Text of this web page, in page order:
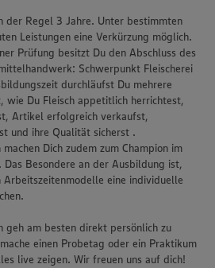
der Regel 3 Jahre. Unter bestimmten
Leistungen eine Verkürzung möglich.
Prüfung besitzt Du den Abschluss des
Schwerpunkt Fleischerei
durchläufst Du mehrere
Du Fleisch appetitlich herrichtest,
Artikel erfolgreich verkaufst,
und ihre Qualität sicherst .
Dich zudem zum Champion im
Besondere an der Ausbildung ist,
Arbeitszeitenmodelle eine individuelle
geh am besten direkt persönlich zu
einen Probetag oder ein Praktikum
live zeigen. Wir freuen uns auf dich!